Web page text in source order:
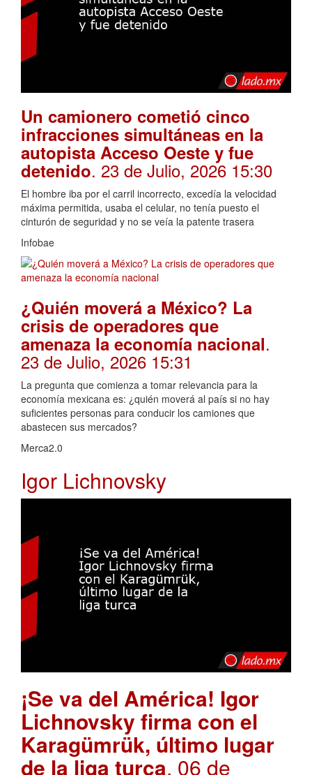
Un camionero cometió cinco
infracciones simultáneas en la
autopista Acceso Oeste y fue
detenido. 23 de Julio, 2026 15:30
El hombre iba por el carril incorrecto, excedía la velocidad
máxima permitida, usaba el celular, no tenía puesto el
cinturón de seguridad y no se veía la patente trasera
Infobae
¿Quién moverá a México? La
crisis de operadores que
amenaza la economía nacional.
23 de Julio, 2026 15:31
La pregunta que comienza a tomar relevancia para la
economía mexicana es: ¿quién moverá al país si no hay
suficientes personas para conducir los camiones que
abastecen sus mercados?
Merca2.0
Igor Lichnovsky
¡Se va del América! Igor
Lichnovsky firma con el
Karagümrük, último lugar
de la liga turca. 06 de